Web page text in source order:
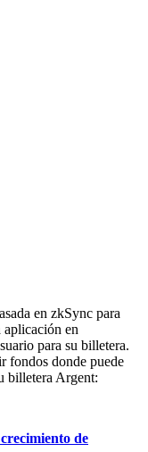
en zkSync para
aplicación en
para su billetera.
fondos donde puede
billetera Argent:
de